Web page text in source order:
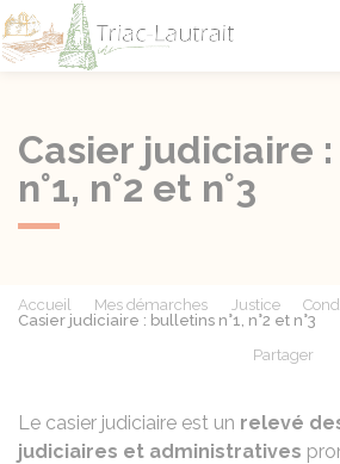
Casier judiciaire
n°1, n°2 et n°3
Accueil Mes démarches Justice
Casier judiciaire : bulletins n°1, n°2 et n°3
Partager
Le casier judiciaire est un relevé
judiciaires et administratives